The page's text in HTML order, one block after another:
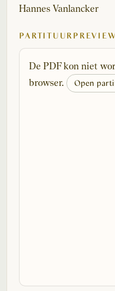
Hannes Vanlancker
PARTITUURPREVIEW
De PDF kon niet
browser.
Open